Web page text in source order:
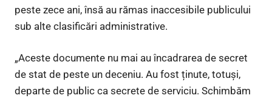
peste zece ani, însă au rămas inaccesibile publicului
sub alte clasificări administrative.
„Aceste documente nu mai au încadrarea de secret
de stat de peste un deceniu. Au fost ținute, totuși,
departe de public ca secrete de serviciu. Schimbăm